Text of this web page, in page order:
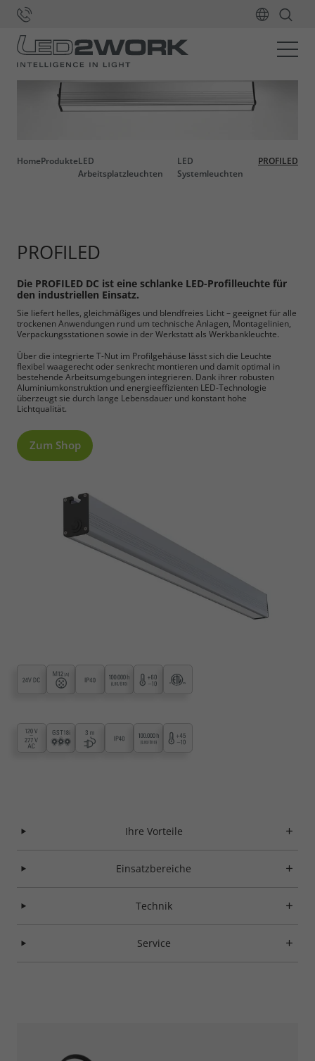
HomeProdukteLED
Arbeitsplatzleuchten
LED
Systemleuchten
PROFILED
PROFILED
Die PROFILED DC ist eine schlanke LED-Profilleuchte für
den industriellen Einsatz.
Sie liefert helles, gleichmäßiges und blendfreies Licht – geeignet für alle
trockenen Anwendungen rund um technische Anlagen, Montagelinien,
Verpackungsstationen sowie in der Werkstatt als Werkbankleuchte.
Über die integrierte T-Nut im Profilgehäuse lässt sich die Leuchte
flexibel waagerecht oder senkrecht montieren und damit optimal in
bestehende Arbeitsumgebungen integrieren. Dank ihrer robusten
Aluminiumkonstruktion und energieeffizienten LED-Technologie
überzeugt sie durch lange Lebensdauer und konstant hohe
Lichtqualität.
Zum Shop
Ihre Vorteile
Einsatzbereiche
Technik
Service